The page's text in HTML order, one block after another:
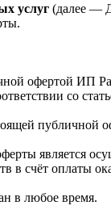
услуг (далее —
офертой ИП
со
публичной
является
в счёт оплаты
в любое время.